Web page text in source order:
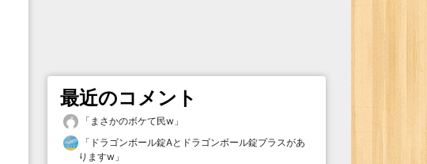
最近のコメント
「 まさかのボケて民w 」
「 ドラゴンボール錠Aとドラゴンボール錠プラスがあ
りますw 」